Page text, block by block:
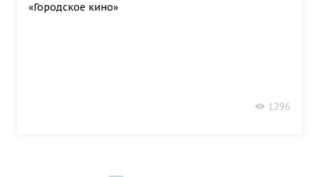
«Городское кино»
1296